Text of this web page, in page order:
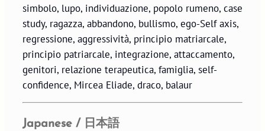
simbolo, lupo, individuazione, popolo rumeno, case
study, ragazza, abbandono, bullismo, ego-Self axis,
regressione, aggressività, principio matriarcale,
principio patriarcale, integrazione, attaccamento,
genitori, relazione terapeutica, famiglia, self-
confidence, Mircea Eliade, draco, balaur
Japanese / 日本語